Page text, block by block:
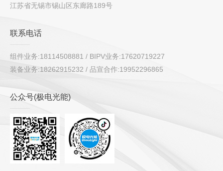
江苏省无锡市锡山区东廊路189号
联系电话
组件业务:18114508881 / BIPV业务:17620719227
装备业务:18262915232 / 品宣合作:19952296865
公众号(极电光能)